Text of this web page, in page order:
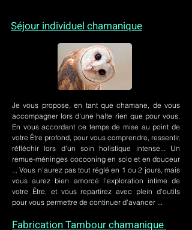
Séjour individuel chamanique
Je vous propose, en tant que chamane, de vous
accompagner lors d'une halte rien que pour vous.
En vous accordant ce temps de mise au point de
votre Être profond, pour vous comprendre, ressentir,
réfléchir lors d'un soin holistique intense... Un
remue-méninges cocooning en solo et en douceur
... Vous n'aurez pas tout réglé en 1 ou 2 jours, mais
vous aurez bien amorcé l'exploration intime de
votre Être, et vous repartirez avec plein d'outils
pour vous permettre de continuer d'avancer ...
Fabrication Tambour chamanique